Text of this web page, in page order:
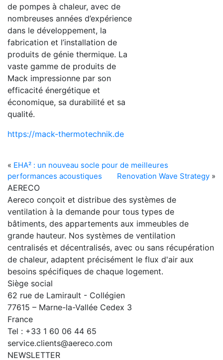
de pompes à chaleur, avec de
nombreuses années d’expérience
dans le développement, la
fabrication et l’installation de
produits de génie thermique. La
vaste gamme de produits de
Mack impressionne par son
efficacité énergétique et
économique, sa durabilité et sa
qualité.
https://mack-thermotechnik.de
« EHA² : un nouveau socle pour de meilleures
performances acoustiques
Renovation Wave Strategy »
AERECO
Aereco conçoit et distribue des systèmes de
ventilation à la demande pour tous types de
bâtiments, des appartements aux immeubles de
grande hauteur. Nos systèmes de ventilation
centralisés et décentralisés, avec ou sans récupération
de chaleur, adaptent précisément le flux d'air aux
besoins spécifiques de chaque logement.
Siège social
62 rue de Lamirault - Collégien
77615 – Marne-la-Vallée Cedex 3
France
Tel : +33 1 60 06 44 65
service.clients@aereco.com
NEWSLETTER